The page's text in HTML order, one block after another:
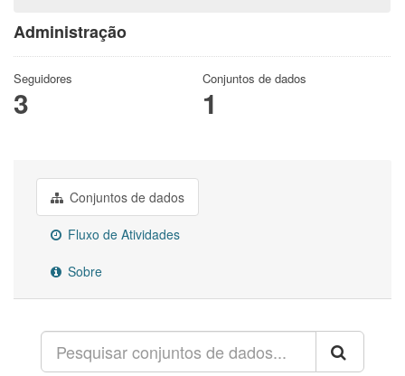
Administração
Seguidores
3
Conjuntos de dados
1
Conjuntos de dados
Fluxo de Atividades
Sobre